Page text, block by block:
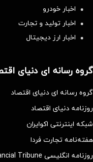
اخبار خودرو
اخبار تولید و تجارت
اخبار ارز دیجیتال
گروه رسانه ای دنیای
گروه رسانه ای دنیای اقتصاد
روزنامه دنیای اقتصاد
شبکه اینترنتی اکوایران
هفته‌نامه تجارت فردا
روزنامه انگلیسی Financial Tribune